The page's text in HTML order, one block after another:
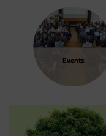
Events